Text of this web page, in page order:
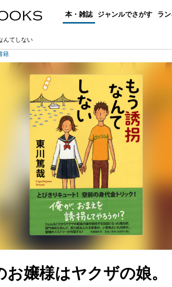
本・雑誌 ジャンルでさがす ラ
んてしない
籍
お嬢様はヤクザの娘。